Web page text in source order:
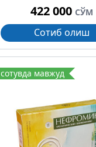
422 000 СЎМ
Сотиб олиш
сотувда мавжуд